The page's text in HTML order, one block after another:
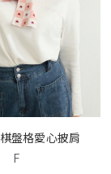
盤格愛心披肩
F